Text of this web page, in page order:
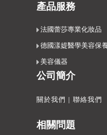
產品服務
法國蕾莎專業化妝品
德國漾媞醫學美容保
美容儀器
公司簡介
關於我們 | 聯絡我們
相關問題